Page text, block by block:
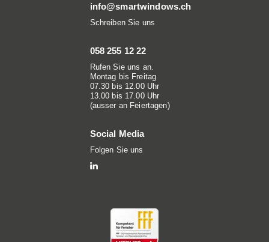
info@smartwindows.ch
Schreiben Sie uns
058 255 12 22
Rufen Sie uns an.
Montag bis Freitag
07.30 bis 12.00 Uhr
13.00 bis 17.00 Uhr
(ausser an Feiertagen)
Social Media
Folgen Sie uns